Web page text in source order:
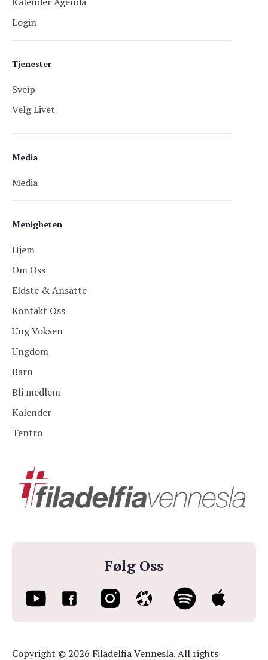
Følg Oss
Menigheten
Hjem
Om Oss
Eldste & Ansatte
Kontakt Oss
Ung Voksen
Ungdom
Barn
Bli medlem
Kalender
Tentro
Tjenester
Sveip
Velg Livet
Media
Media
Login
Copyright © 2026 Filadelfia Vennesla. All rights